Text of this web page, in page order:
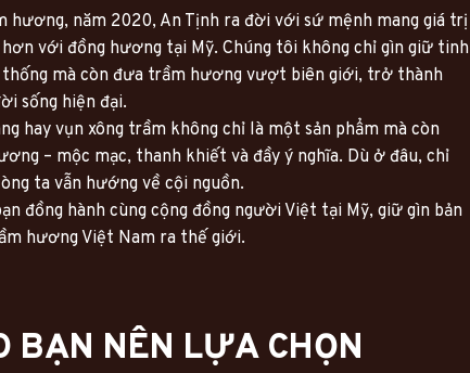
hương, năm 2020, An Tịnh ra đời với sứ mệnh mang giá trị
với đồng hương tại Mỹ. Chúng tôi không chỉ gìn giữ tinh
thống mà còn đưa trầm hương vượt biên giới, trở thành
sống hiện đại.
hay vụn xông trầm không chỉ là một sản phẩm mà còn
– mộc mạc, thanh khiết và đầy ý nghĩa. Dù ở đâu, chỉ
ta vẫn hướng về cội nguồn.
đồng hành cùng cộng đồng người Việt tại Mỹ, giữ gìn bản
hương Việt Nam ra thế giới.
BẠN NÊN LỰA CHỌN